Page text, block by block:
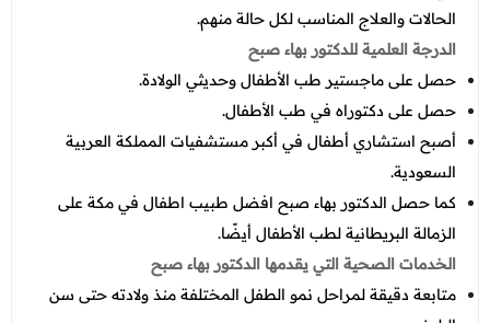
الحالات والعلاج المناسب لكل حالة منهم.
الدرجة العلمية للدكتور بهاء صبح
حصل على ماجستير طب الأطفال وحديثي الولادة.
حصل على دكتوراه في طب الأطفال.
أصبح استشاري أطفال في أكبر مستشفيات المملكة العربية
السعودية.
كما حصل الدكتور بهاء صبح افضل طبيب اطفال في مكة على
الزمالة البريطانية لطب الأطفال أيضًا.
الخدمات الصحية التي يقدمها الدكتور بهاء صبح
متابعة دقيقة لمراحل نمو الطفل المختلفة منذ ولادته حتى سن